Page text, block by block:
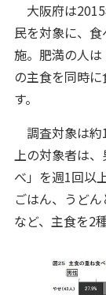
大阪府は
民を対象に、
施。肥満の人
の主食を同時
す。
調査対象は約
上の対象者は
べ」を週1回以
ごはん、うど
など、主食を2